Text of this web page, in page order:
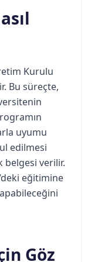
Kurulu
Bu süreçte,
uyumu
edilmesi
verilir.
eğitimine
Göz